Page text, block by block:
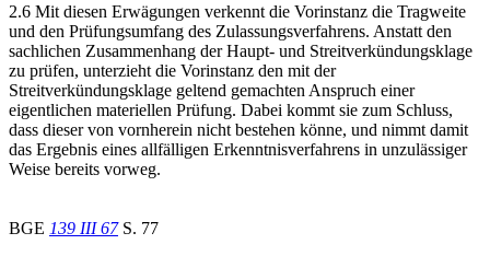
2.6 Mit diesen Erwägungen verkennt die Vorinstanz die Tragweite
und den Prüfungsumfang des Zulassungsverfahrens. Anstatt den
sachlichen Zusammenhang der Haupt- und Streitverkündungsklage
zu prüfen, unterzieht die Vorinstanz den mit der
Streitverkündungsklage geltend gemachten Anspruch einer
eigentlichen materiellen Prüfung. Dabei kommt sie zum Schluss,
dass dieser von vornherein nicht bestehen könne, und nimmt damit
das Ergebnis eines allfälligen Erkenntnisverfahrens in unzulässiger
Weise bereits vorweg.
BGE 139 III 67S. 77